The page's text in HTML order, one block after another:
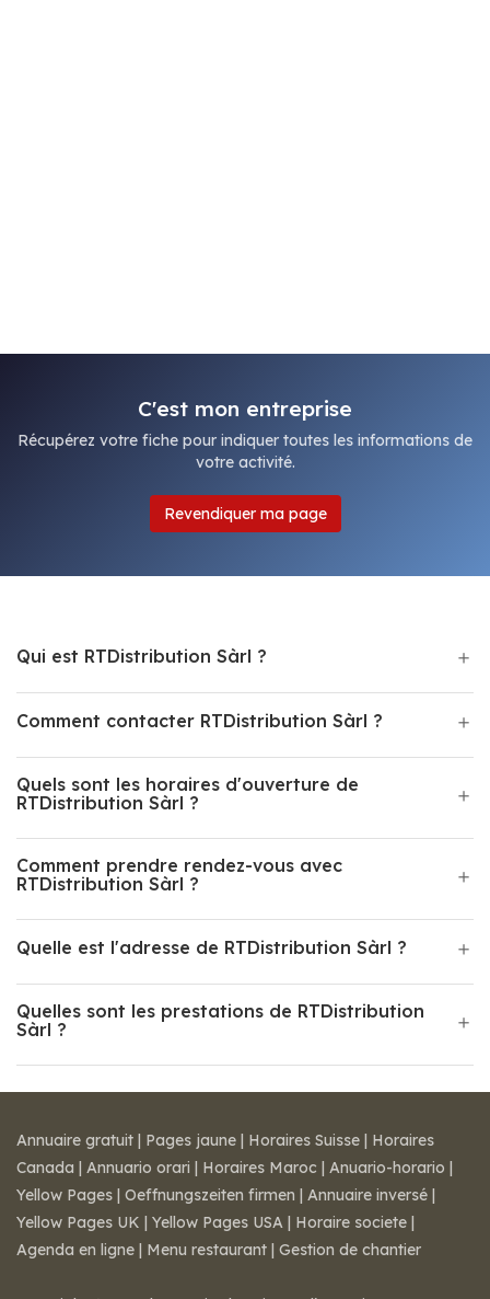
C'est mon entreprise
Récupérez votre fiche pour indiquer toutes les informations de
votre activité.
Revendiquer ma page
Qui est RTDistribution Sàrl ?
Comment contacter RTDistribution Sàrl ?
Quels sont les horaires d'ouverture de
RTDistribution Sàrl ?
Comment prendre rendez-vous avec
RTDistribution Sàrl ?
Quelle est l'adresse de RTDistribution Sàrl ?
Quelles sont les prestations de RTDistribution
Sàrl ?
Annuaire gratuit | Pages jaune | Horaires Suisse | Horaires
Canada | Annuario orari | Horaires Maroc | Anuario-horario |
Yellow Pages | Oeffnungszeiten firmen | Annuaire inversé |
Yellow Pages UK | Yellow Pages USA | Horaire societe |
Agenda en ligne | Menu restaurant | Gestion de chantier